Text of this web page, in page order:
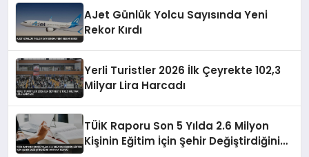
AJet Günlük Yolcu Sayısında Yeni
Rekor Kırdı
Yerli Turistler 2026 İlk Çeyrekte 102,3
Milyar Lira Harcadı
TÜİK Raporu Son 5 Yılda 2.6 Milyon
Kişinin Eğitim İçin Şehir Değiştirdiğini